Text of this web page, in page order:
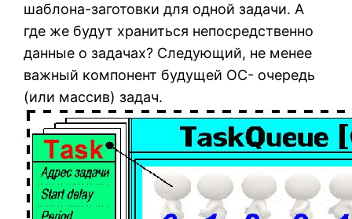
шаблона-заготовки для одной задачи. А
где же будут храниться непосредственно
данные о задачах? Следующий, не менее
важный компонент будущей ОС- очередь
(или массив) задач.